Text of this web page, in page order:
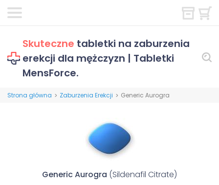
Skuteczne tabletki na zaburzenia
erekcji dla mężczyzn | Tabletki
MensForce.
Strona główna > Zaburzenia Erekcji > Generic Aurogra
Generic Aurogra (Sildenafil Citrate)